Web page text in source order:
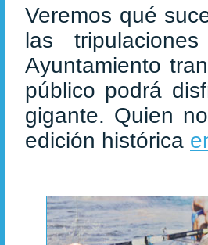
Veremos qué
las
Ayuntamiento
público podrá
gigante. Quien
edición histórica